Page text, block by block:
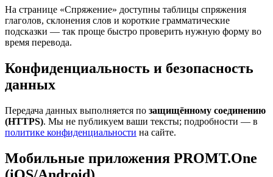
На странице «Спряжение» доступны таблицы спряжения
глаголов, склонения слов и короткие грамматические
подсказки — так проще быстро проверить нужную форму во
время перевода.
Конфиденциальность и безопасность
данных
Передача данных выполняется по защищённому соединению
(HTTPS). Мы не публикуем ваши тексты; подробности — в
политике конфиденциальности на сайте.
Мобильные приложения PROMT.One